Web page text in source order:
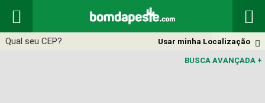
 

Usar minha Localização
BUSCA AVANÇADA +